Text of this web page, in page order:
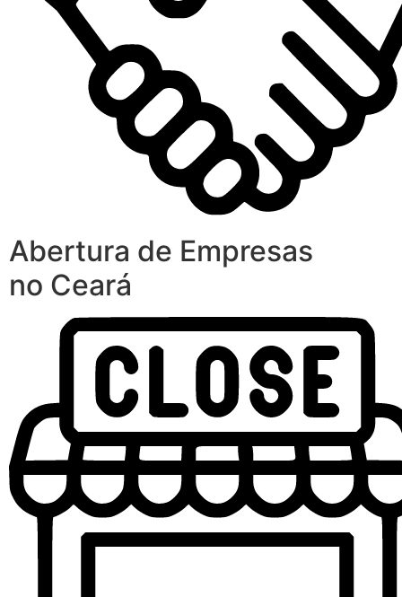
Abertura de Empresas
no Ceará